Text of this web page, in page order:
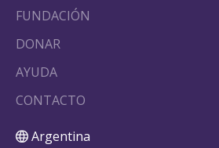
FUNDACIÓN
DONAR
AYUDA
CONTACTO
Argentina